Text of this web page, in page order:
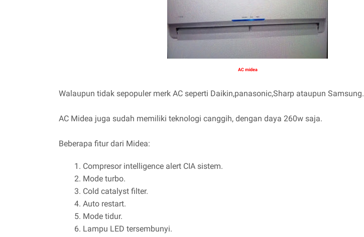
AC midea
Walaupun tidak sepopuler merk AC seperti Daikin,panasonic,Sharp ataupun Samsung.
AC Midea juga sudah memiliki teknologi canggih, dengan daya 260w saja.
Beberapa fitur dari Midea:
Compresor intelligence alert CIA sistem.
Mode turbo.
Cold catalyst filter.
Auto restart.
Mode tidur.
Lampu LED tersembunyi.